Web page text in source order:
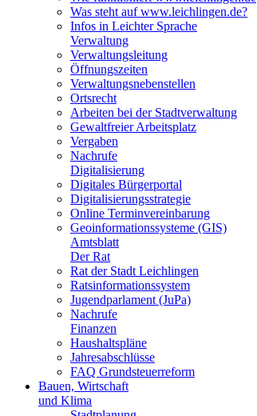
Was steht auf www.leichlingen.de?
Infos in Leichter Sprache
Verwaltung
Verwaltungsleitung
Öffnungszeiten
Verwaltungsnebenstellen
Ortsrecht
Arbeiten bei der Stadtverwaltung
Gewaltfreier Arbeitsplatz
Vergaben
Nachrufe
Digitalisierung
Digitales Bürgerportal
Digitalisierungsstrategie
Online Terminvereinbarung
Geoinformationssysteme (GIS)
Amtsblatt
Der Rat
Rat der Stadt Leichlingen
Ratsinformationssystem
Jugendparlament (JuPa)
Nachrufe
Finanzen
Haushaltspläne
Jahresabschlüsse
FAQ Grundsteuerreform
Bauen, Wirtschaft
und Klima